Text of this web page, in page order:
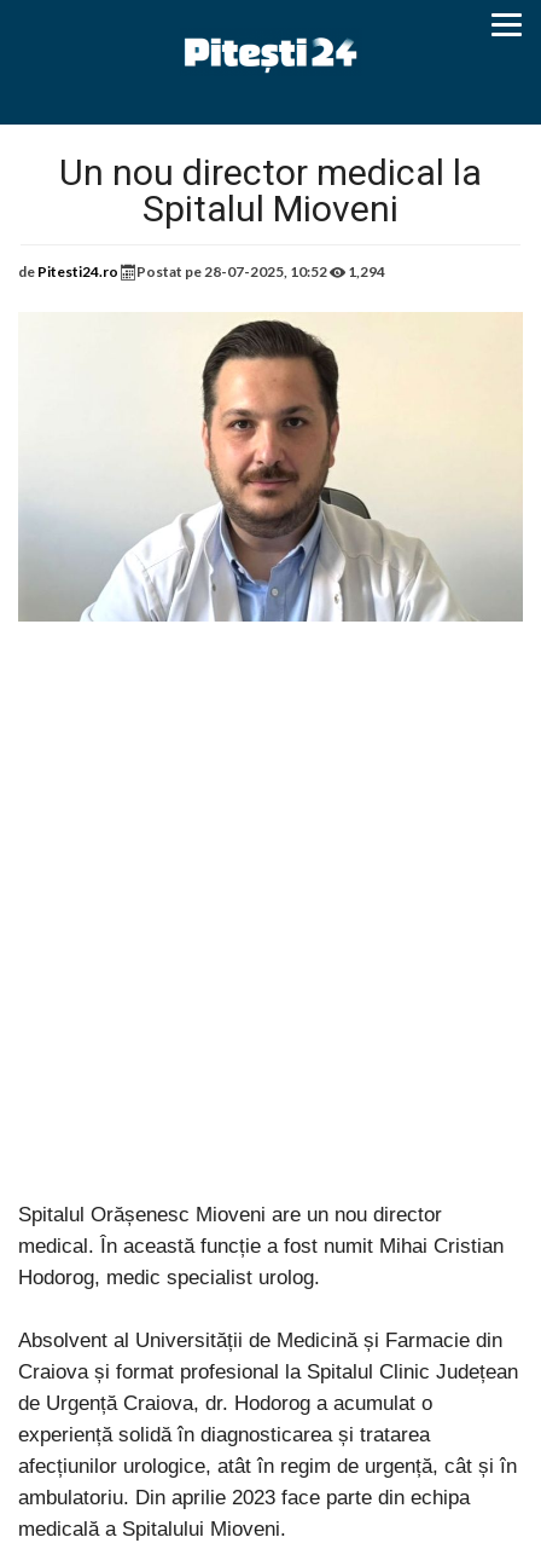
Un nou director medical la
Spitalul Mioveni
de Pitesti24.ro Postat pe28-07-2025, 10:52 1,294
Spitalul Orășenesc Mioveni are un nou director
medical. În această funcție a fost numit Mihai Cristian
Hodorog, medic specialist urolog.
Absolvent al Universității de Medicină și Farmacie din
Craiova și format profesional la Spitalul Clinic Județean
de Urgență Craiova, dr. Hodorog a acumulat o
experiență solidă în diagnosticarea și tratarea
afecțiunilor urologice, atât în regim de urgență, cât și în
ambulatoriu. Din aprilie 2023 face parte din echipa
medicală a Spitalului Mioveni.